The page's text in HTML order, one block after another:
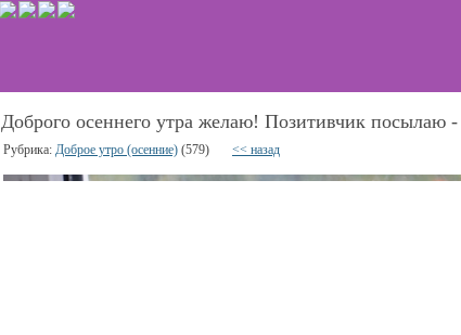
Доброго осеннего утра желаю! Позитивчик посылаю
Рубрика: Доброе утро (осенние) (579) << назад